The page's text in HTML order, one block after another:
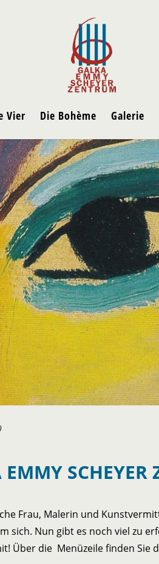
Vier Die Bohème Galerie
SCHEYER
Frau, Malerin und
sich. Nun gibt es noch viel zu
Über die Menüzeile finden